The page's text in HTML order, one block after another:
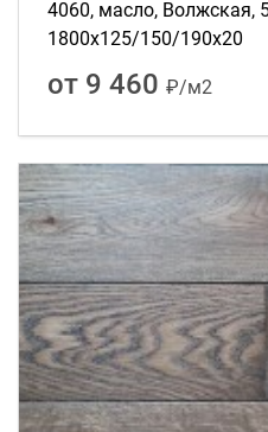
4060, масло, Волжская,
1800х125/150/190х20
от 9 460 ₽/м2